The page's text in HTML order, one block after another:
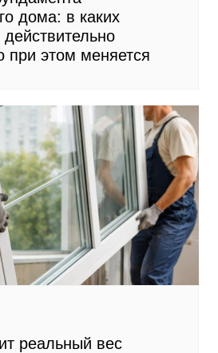
дома: в каких
действительно
при этом меняется
реальный вес